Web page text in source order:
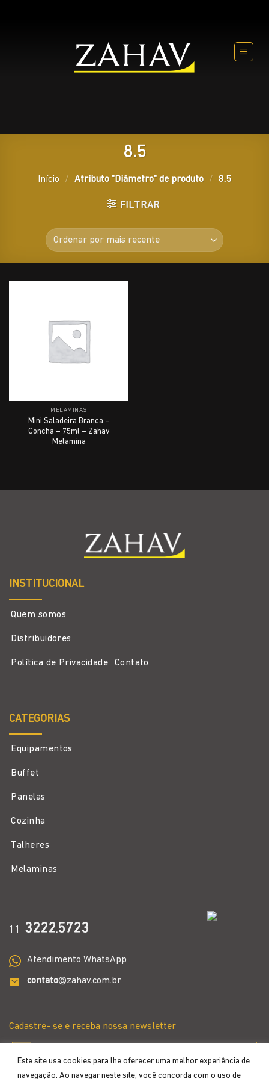
Este site usa cookies para lhe oferecer uma melhor experiência de
navegação. Ao navegar neste site, você concorda com o uso de
8.5
Início / Atributo "Diâmetro" de produto / 8.5
FILTRAR
MELAMINAS
Mini Saladeira Branca –
Concha – 75ml – Zahav
Melamina
INSTITUCIONAL
Quem somos
Distribuidores
Política de Privacidade Contato
CATEGORIAS
Equipamentos
Buffet
Panelas
Cozinha
Talheres
Melaminas
11 3222.5723
Atendimento WhatsApp
contato@zahav.com.br
Cadastre- se e receba nossa newsletter